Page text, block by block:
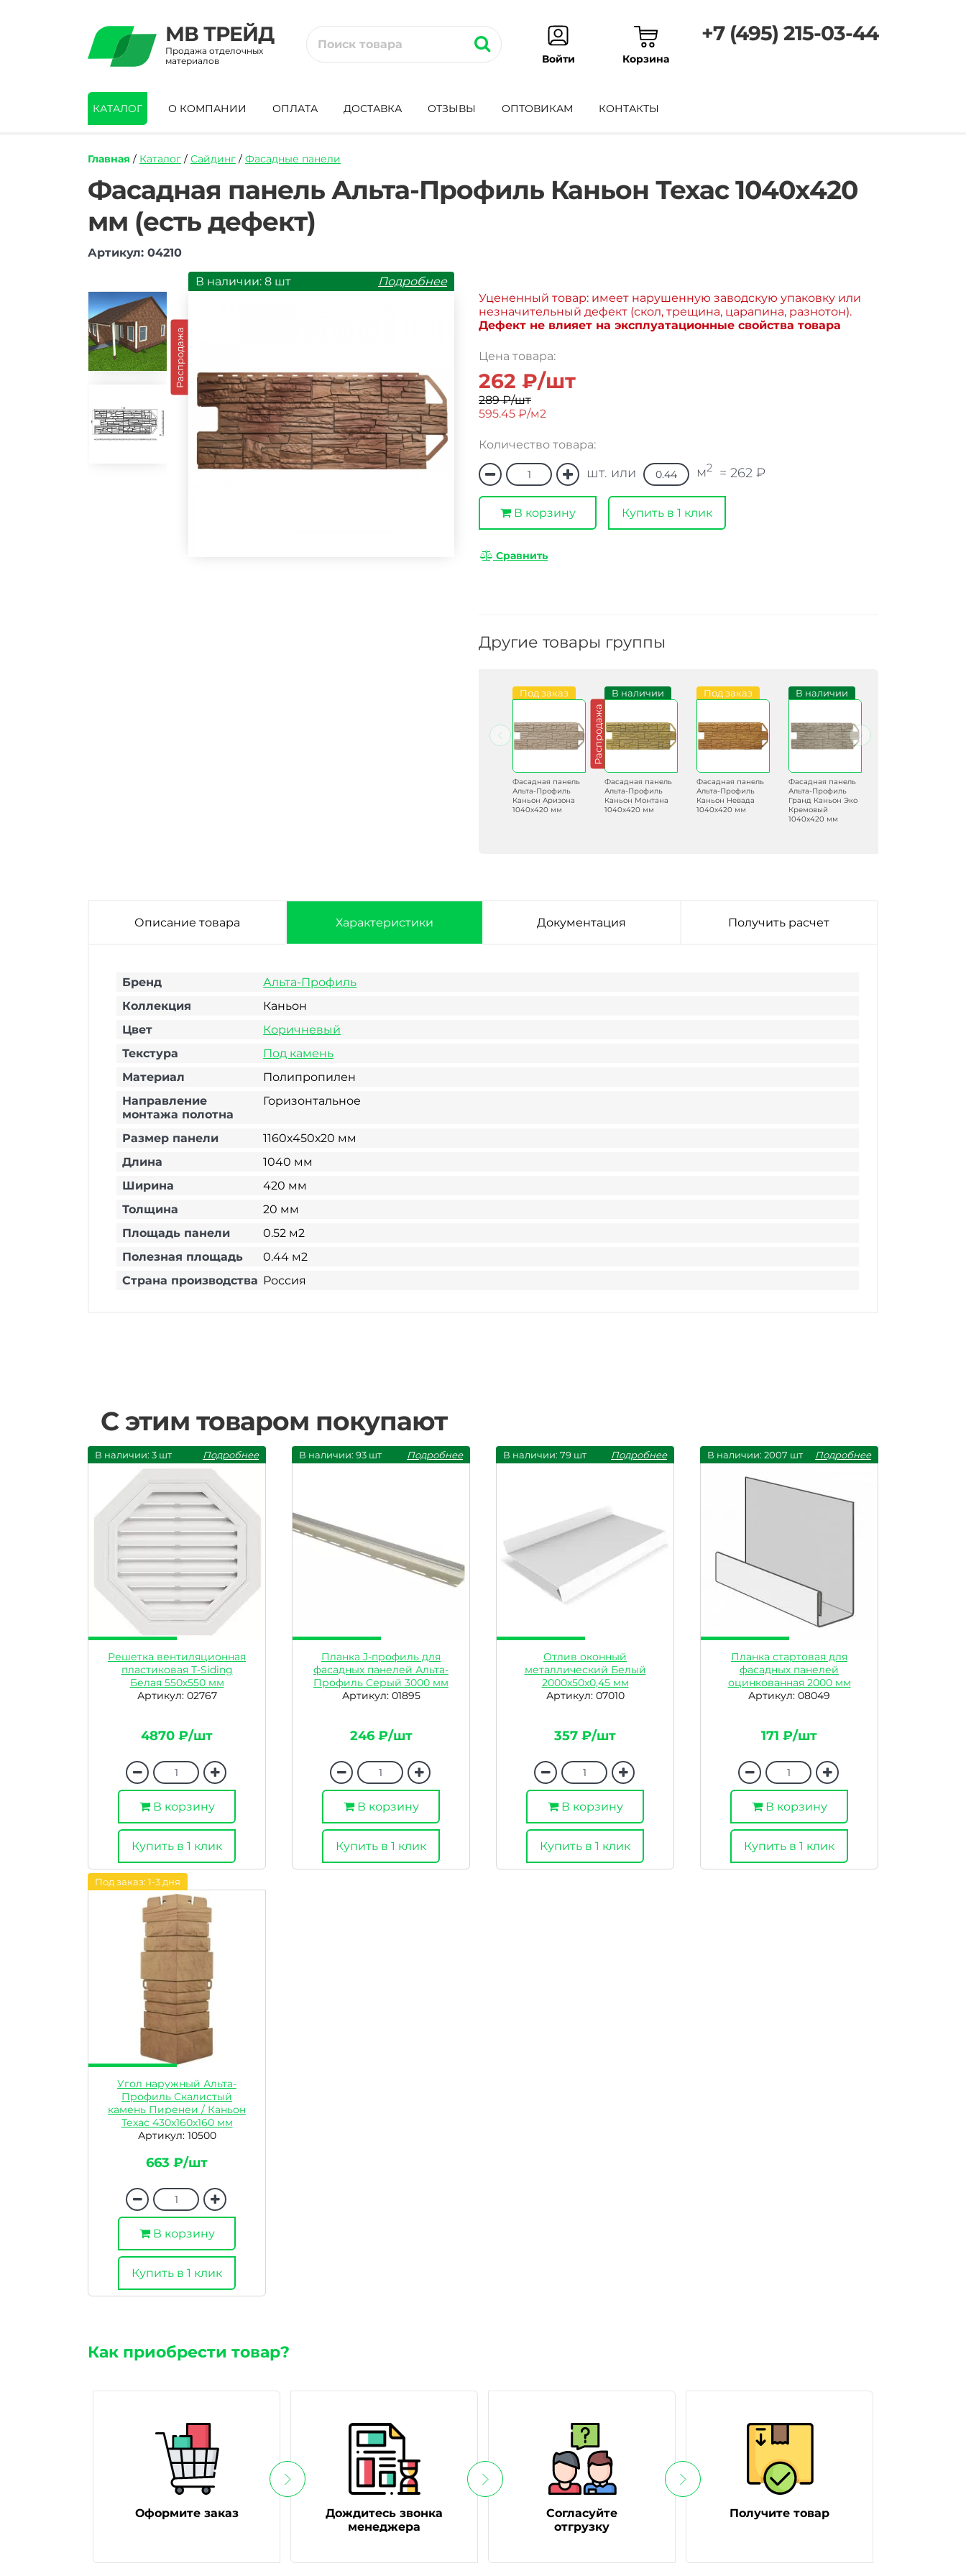
МВ ТРЕЙД
Продажа отделочных
материалов
Войти Корзина
+7 (495) 215-03-44
КАТАЛОГ О КОМПАНИИ ОПЛАТА ДОСТАВКА ОТЗЫВЫ ОПТОВИКАМ КОНТАКТЫ
Главная / Каталог / Сайдинг / Фасадные панели
https://mvtrade.ru/images/id/normal/fasadnaya-
panel-
profil-
kanon-
tehas.jpg
Фасадная панель Альта-Профиль Каньон Техас 1040х420
мм (есть дефект)
Артикул: 04210
Распродажа
В наличии: 8 шт
Подробнее
Уцененный товар: имеет нарушенную заводскую упаковку или
незначительный дефект (скол, трещина, царапина, разнотон).
Дефект не влияет на эксплуатационные свойства товара
Цена товара:
262 ₽/шт
289 ₽/шт
595.45 ₽/м2
Количество товара:
шт. или м2 = 262 ₽
В корзину Купить в 1 клик
Сравнить
Другие товары группы
Под заказ
Фасадная панель
Альта-Профиль
Каньон Аризона
1040х420 мм
Распродажа
В наличии
Фасадная панель
Альта-Профиль
Каньон Монтана
1040х420 мм
Под заказ
Фасадная панель
Альта-Профиль
Каньон Невада
1040х420 мм
В наличии
Фасадная панель
Альта-Профиль
Гранд Каньон Эко
Кремовый
1040х420 мм
Описание товара Характеристики Документация Получить расчет
Бренд
Альта-Профиль
Коллекция
Каньон
Цвет
Коричневый
Текстура
Под камень
Материал
Полипропилен
Направление
монтажа полотна
Горизонтальное
Размер панели
1160х450х20 мм
Длина
1040 мм
Ширина
420 мм
Толщина
20 мм
Площадь панели
0.52 м2
Полезная площадь
0.44 м2
Страна производства Россия
С этим товаром покупают
В наличии: 3 шт Подробнее
Решетка вентиляционная
пластиковая T-Siding
Белая 550х550 мм
Артикул: 02767
4870 ₽/шт
В корзину
Купить в 1 клик
В наличии: 93 шт Подробнее
Планка J-профиль для
фасадных панелей Альта-
Профиль Серый 3000 мм
Артикул: 01895
246 ₽/шт
В корзину
Купить в 1 клик
В наличии: 79 шт Подробнее
Отлив оконный
металлический Белый
2000х50х0,45 мм
Артикул: 07010
357 ₽/шт
В корзину
Купить в 1 клик
В наличии: 2007 шт Подробнее
Планка стартовая для
фасадных панелей
оцинкованная 2000 мм
Артикул: 08049
171 ₽/шт
В корзину
Купить в 1 клик
Под заказ: 1-3 дня
Угол наружный Альта-
Профиль Скалистый
камень Пиренеи / Каньон
Техас 430х160х160 мм
Артикул: 10500
663 ₽/шт
В корзину
Купить в 1 клик
Как приобрести товар?
Оформите заказ
Дождитесь звонка
менеджера
Согласуйте
отгрузку
Получите товар